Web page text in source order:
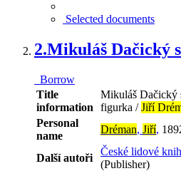
Selected documents
2.Mikuláš Dačický
Borrow
Title
information
Mikuláš Dačický
figurka /Jiří
Personal
name
Dréman, Jiří,
Další autoři
České lidové
(Publisher)